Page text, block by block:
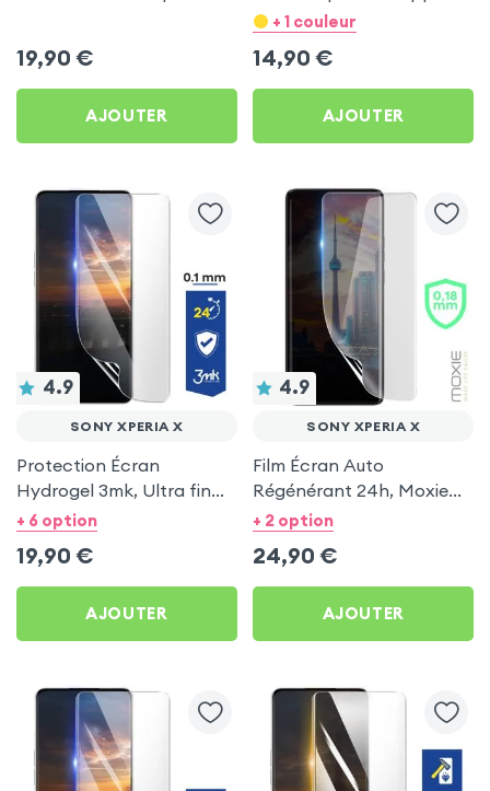
19,90 €
AJOUTER
pour Sony Xperia X
+ 1 couleur
14,90 €
AJOUTER
4.9
SONY XPERIA X
Protection Écran
Hydrogel 3mk, Ultra fin
pour Sony Xperia X
+ 6 option
19,90 €
AJOUTER
4.9
SONY XPERIA X
Film Écran Auto
Régénérant 24h, Moxie
pour Sony Xperia X
+ 2 option
24,90 €
AJOUTER